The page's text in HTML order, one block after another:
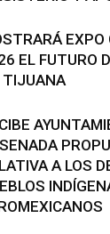
EXPO
EL FUTURO
TIJUANA
A LOS